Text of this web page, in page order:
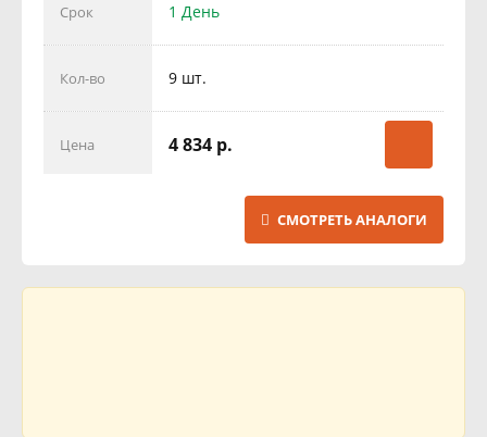
Срок 1 День
Кол-во 9 шт.
Цена 4 834 р.
СМОТРЕТЬ АНАЛОГИ